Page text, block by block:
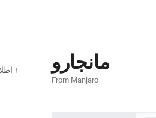
مانجارو
From Manjaro
۱